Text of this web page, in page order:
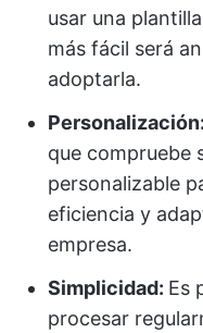
usar una
más fácil será
adoptarla.
Personalización:
que compruebe
personalizable
eficiencia y
empresa.
Simplicidad: Es
procesar